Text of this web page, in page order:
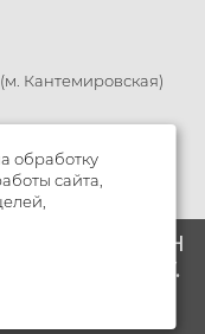
МАГАЗИН
АДРЕСУ.
О
(м. Кантемировская)
обработку
сайта,